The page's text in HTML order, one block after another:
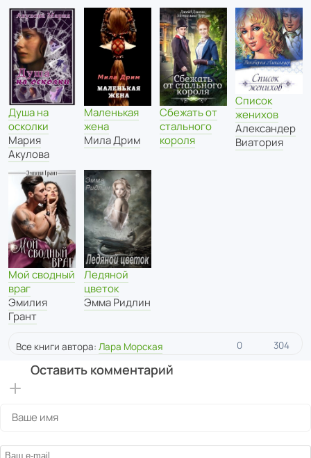
Душа на
осколки
Мария
Акулова
Маленькая
жена
Мила Дрим
Сбежать от
стального
короля
Список
женихов
Александер
Виатория
Мой сводный
враг
Эмилия
Грант
Ледяной
цветок
Эмма Ридлин
Все книги автора: Лара Морская 0 304
Оставить комментарий